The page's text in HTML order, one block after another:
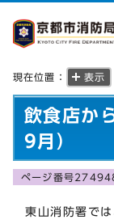
現在位置： 表示
飲食店か
9月）
ページ番号
東山消防署では